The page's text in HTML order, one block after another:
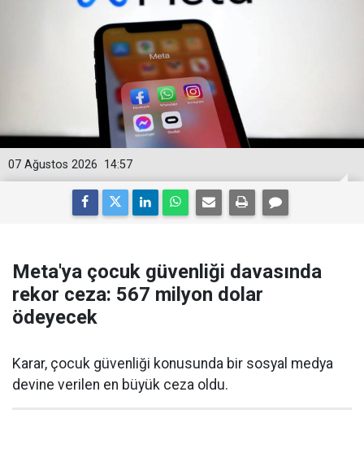
14:57
07 Ağustos 2026
Meta'ya çocuk güvenliği davasında
rekor ceza: 567 milyon dolar
ödeyecek
Karar, çocuk güvenliği konusunda bir sosyal medya
devine verilen en büyük ceza oldu.